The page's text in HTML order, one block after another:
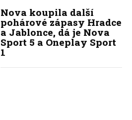
Nova koupila další
pohárové zápasy Hradce
a Jablonce, dá je Nova
Sport 5 a Oneplay Sport
1